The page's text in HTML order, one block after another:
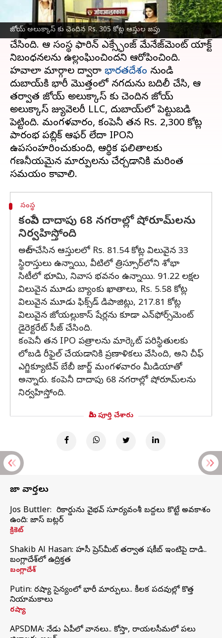
జోయ్ అలుక్కాస్ కు చెందిన Rs. 305 కోట్ల ఆస్తుల జప్తు
ప్రముఖ ఆభరణాల గొలుసు జోయ్ అలుక్కాస్కు
చెందిన Rs. 305.84 కోట్ల విలువైన ఆస్తులను దర్యాప్తు
సంస్థ ఎన్‌ఫోర్స్‌మెంట్ డైరెక్టరేట్ శుక్రవారం నాడు జప్తు
చేసింది. ఆ సంస్థ ఫారిన్ ఎక్స్ఛేంజ్ మేనేజ్‌మెంట్ యాక్ట్
నిబంధనలను ఉల్లంఘించిందని ఆరోపించింది.
హవాలా మార్గాల ద్వారా భారతదేశం నుండి
దుబాయ్‌కి భారీ మొత్తంలో నగదును బదిలీ చేసి, ఆ
తర్వాత జోయ్ అలుక్కాస్ కు చెందిన జోయ్
అలుక్కాస్ జ్యువెలరీ LLC, దుబాయ్‌లో పెట్టుబడి
పెట్టింది. మంగళవారం, కంపెనీ తన Rs. 2,300 కోట్ల
ప్రారంభ పబ్లిక్ ఆఫర్ లేదా IPOని
ఉపసంహరించుకుంది, ఆర్థిక ఫలితాలకు
గణనీయమైన మార్పులను చేర్చడానికి మరింత
సంస్థ
కంపెనీ దాదాపు 68 నగరాల్లో షోరూమ్‌లను
నిర్వహిస్తోంది
అటాచ్ చేసిన ఆస్తులలో Rs. 81.54 కోట్ల విలువైన 33
స్థిరాస్తులు ఉన్నాయి, వీటిలో త్రిస్సూర్‌లోని శోభా
సిటీలో భూమి, నివాస భవనం ఉన్నాయి. 91.22 లక్షల
విలువైన మూడు బ్యాంకు ఖాతాలు, Rs. 5.58 కోట్ల
విలువైన మూడు ఫిక్స్‌డ్ డిపాజిట్లు, 217.81 కోట్ల
విలువైన జోయల్లుకాస్ షేర్లను కూడా ఎన్‌ఫోర్స్‌మెంట్
డైరెక్టరేట్ సీజ్ చేసింది.
కంపెనీ తన IPO పత్రాలను మార్కెట్ పరిస్థితులకు
లోబడి రీఫైల్ చేయడానికి ప్రణాళికలు వేసింది, అని చీఫ్
ఎగ్జిక్యూటివ్ బేబీ జార్జ్ మంగళవారం మీడియాతో
అన్నారు. కంపెనీ దాదాపు 68 నగరాల్లో షోరూమ్‌లను
నిర్వహిస్తోంది.
మీరు పూర్తి చేశారు
తాజా వార్తలు
Jos Buttler: నా రికార్డును వైభవ్ సూర్యవంశీ బద్దలు కొట్టే అవకాశం
ఉంది: జాస్ బట్లర్
క్రికెట్
Shakib Al Hasan: హసీనా ప్రెస్‌మీట్‌ తర్వాత షకీబ్‌ ఇంటిపై దాడి..
బంగ్లాదేశ్‌లో ఉద్రిక్తత
బంగ్లాదేశ్
Putin: రష్యా సైన్యంలో భారీ మార్పులు.. కీలక పదవుల్లో కొత్త
నియామకాలు
రష్యా
APSDMA: నేడు ఏపీలో వానలు.. కోస్తా, రాయలసీమలో పలు